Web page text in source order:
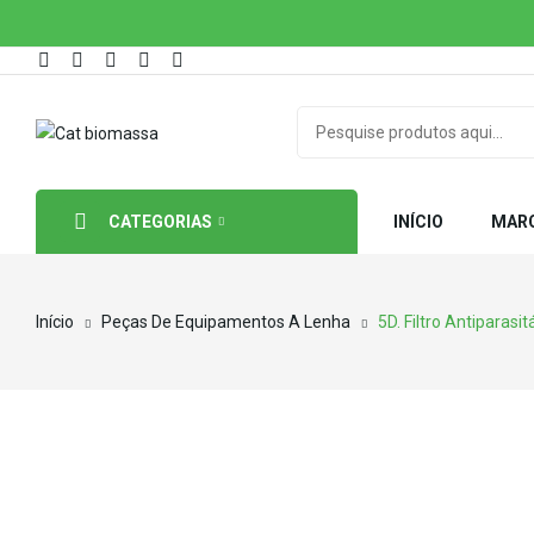
CATEGORIAS INÍCIO
Início Peças De Equipamentos A Lenha 5D. Filtro